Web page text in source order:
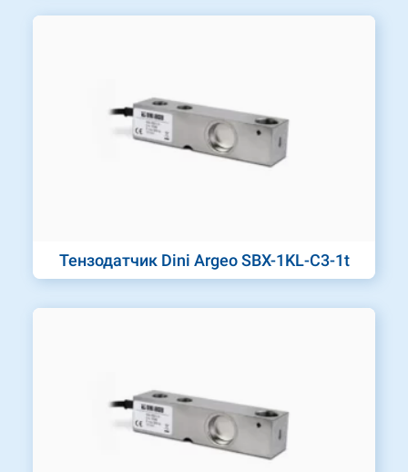
Тензодатчик Dini Argeo SBX-1KL-C3-1t